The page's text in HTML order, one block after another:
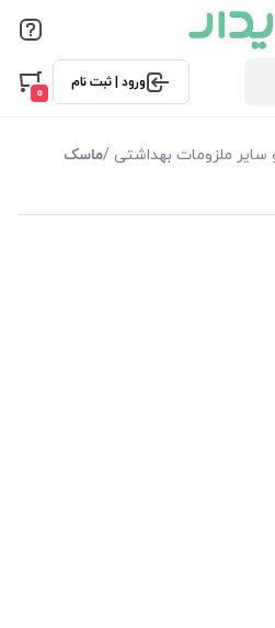
ورود | ثبت نام
0
سایر ملزومات بهداشتی /ماسک